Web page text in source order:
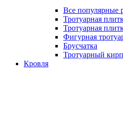
Все популярные
Тротуарная
Тротуарная
Фигурная
Брусчатка
Тротуарный
Кровля